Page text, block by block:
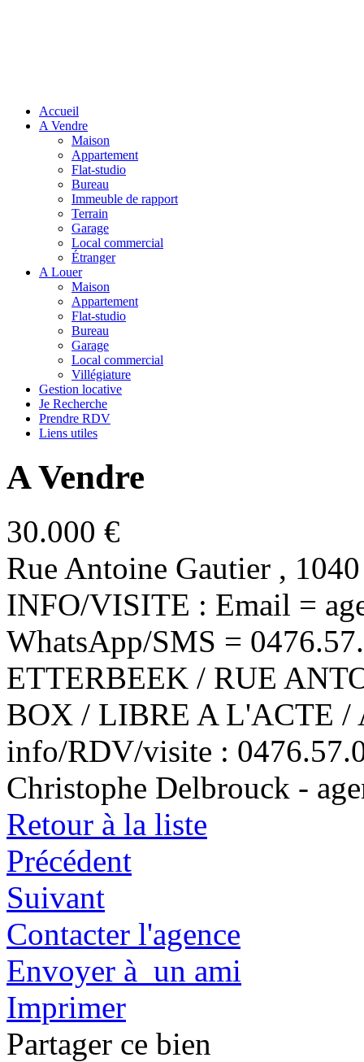
Accueil
A Vendre
Maison
Appartement
Flat-studio
Bureau
Immeuble de rapport
Terrain
Garage
Local commercial
Étranger
A Louer
Maison
Appartement
Flat-studio
Bureau
Garage
Local commercial
Villégiature
Gestion locative
Je Recherche
Prendre RDV
Liens utiles
A Vendre
30.000 €
Rue Antoine Gautier ,
INFO/VISITE : Email =
WhatsApp/SMS =
ETTERBEEK / RUE
BOX / LIBRE A L'ACTE /
info/RDV/visite :
Christophe Delbrouck -
Retour à la liste
Précédent
Suivant
Contacter l'agence
Envoyer à un ami
Imprimer
Partager ce bien